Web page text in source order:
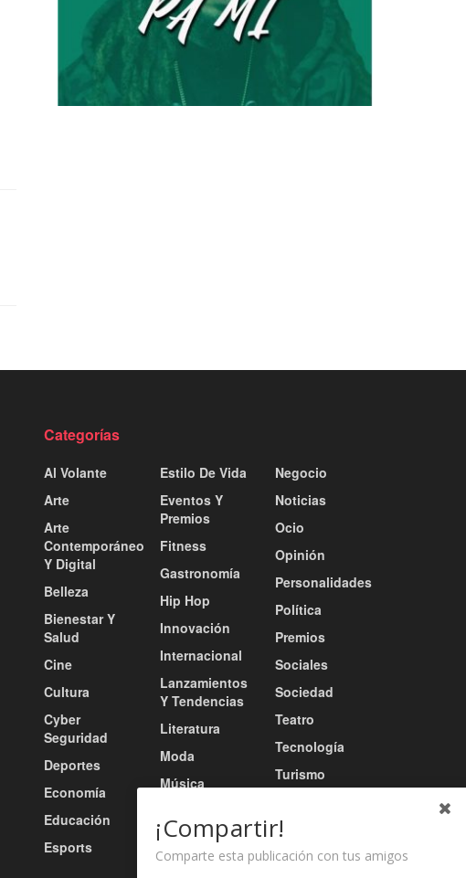
Categorías
Al Volante
Arte
Arte
Contemporáneo
Y Digital
Belleza
Bienestar Y
Salud
Cine
Cultura
Cyber
Seguridad
Deportes
Economía
Educación
Esports
Estilo De Vida
Eventos Y
Premios
Fitness
Gastronomía
Hip Hop
Innovación
Internacional
Lanzamientos
Y Tendencias
Literatura
Moda
Música
Nacional
Negocio
Noticias
Ocio
Opinión
Personalidades
Política
Premios
Sociales
Sociedad
Teatro
Tecnología
Turismo
Redes
Video
¡Compartir!
Comparte esta publicación con tus amigos